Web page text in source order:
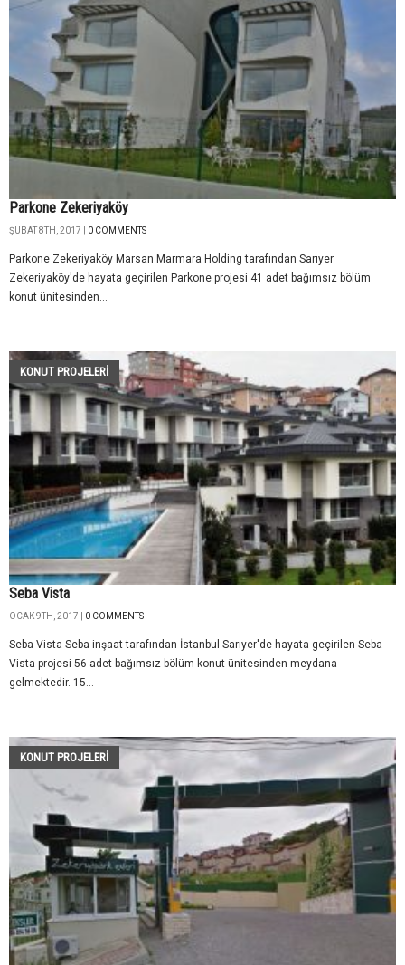
Parkone Zekeriyaköy
ŞUBAT 8TH, 2017 | 0 COMMENTS
Parkone Zekeriyaköy Marsan Marmara Holding tarafından Sarıyer
Zekeriyaköy'de hayata geçirilen Parkone projesi 41 adet bağımsız bölüm
konut ünitesinden...
KONUT PROJELERI
Seba Vista
OCAK 9TH, 2017 | 0 COMMENTS
Seba Vista Seba inşaat tarafından İstanbul Sarıyer'de hayata geçirilen Seba
Vista projesi 56 adet bağımsız bölüm konut ünitesinden meydana
gelmektedir. 15...
KONUT PROJELERI